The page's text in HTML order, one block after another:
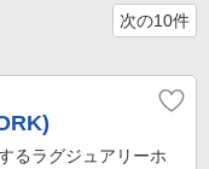
次の10件
るラグジュアリーホ